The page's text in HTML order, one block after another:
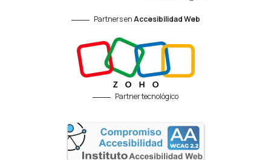
Partners enAccesibilidad Web
Partner tecnológico